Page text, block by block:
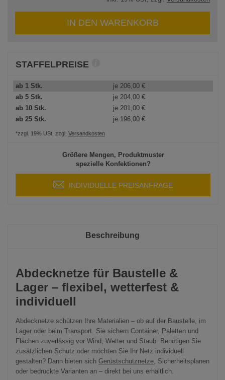
IN DEN WARENKORB
STAFFELPREISE
ab 1 Stk. je206,00 €
ab 5 Stk.
je204,00 €
ab 10 Stk.
je201,00 €
ab 25 Stk.
je 196,00 €
*zzgl. 19% USt, zzgl. Versandkosten
Größere Mengen, Produktmuster
spezielle Konfektionen?
INDIVIDUELLE PREISANFRAGE
Beschreibung
Abdecknetze für Baustelle &
Lager – flexibel, wetterfest &
individuell
Abdecknetze schützen Ihre Materialien – ob auf der Baustelle, im
Lager oder beim Transport. Sie sichern Container, Paletten und
Flächen zuverlässig vor Wind, Wetter und Staub. Benötigen Sie
zusätzlichen Schutz oder möchten Sie Ihr Netz individuell
gestalten? Dann bieten sich Gerüstschutznetze, Sicherheitsplanen
oder bedruckte Varianten an – direkt bei uns erhältlich.